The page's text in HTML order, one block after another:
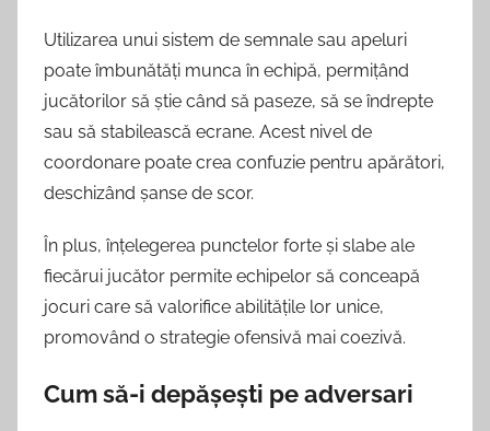
Utilizarea unui sistem de semnale sau apeluri
poate îmbunătăți munca în echipă, permițând
jucătorilor să știe când să paseze, să se îndrepte
sau să stabilească ecrane. Acest nivel de
coordonare poate crea confuzie pentru apărători,
deschizând șanse de scor.
În plus, înțelegerea punctelor forte și slabe ale
fiecărui jucător permite echipelor să conceapă
jocuri care să valorifice abilitățile lor unice,
promovând o strategie ofensivă mai coezivă.
Cum să-i depășești pe adversari